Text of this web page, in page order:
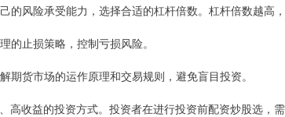
的风险承受能力，选择合适的杠杆倍数。杠杆倍数越高，
的止损策略，控制亏损风险。
期货市场的运作原理和交易规则，避免盲目投资。
高收益的投资方式。投资者在进行投资前配资炒股选，